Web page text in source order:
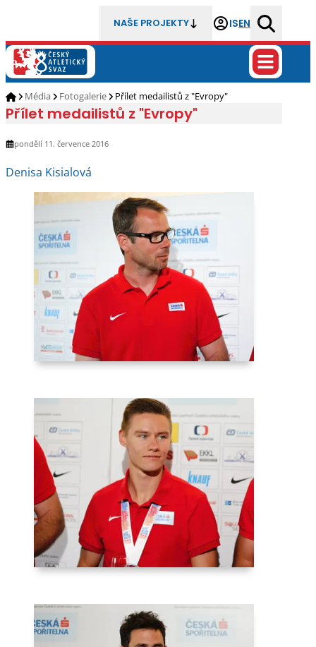
NAŠE PROJEKTY ISEN
Média Fotogalerie Přílet medailistů z "Evropy"
Přílet medailistů z "Evropy"
pondělí 11. července 2016
Denisa Kisialová